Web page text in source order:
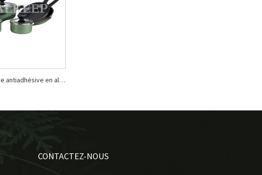
Batterie de cuisine antiadhésive en aluminium à bords roulés
CONTACTEZ-NOUS